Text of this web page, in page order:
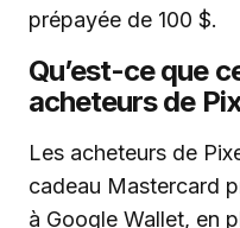
prépayée de 100 $.
Qu’est-ce que
acheteurs de
Les acheteurs de
cadeau Mastercard
à Google Wallet, en